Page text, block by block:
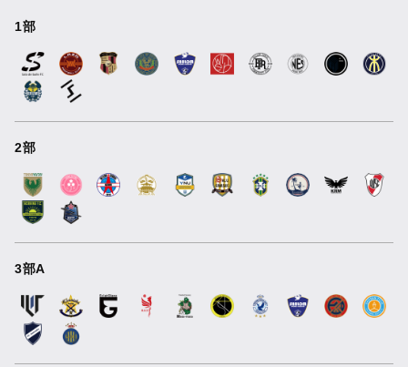
1部
2部
3部A